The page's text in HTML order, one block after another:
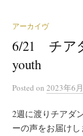
アーカイヴ
6/21 チア
youth
Posted on 2023年6
2週に渡りチアダ
ーの声をお届け